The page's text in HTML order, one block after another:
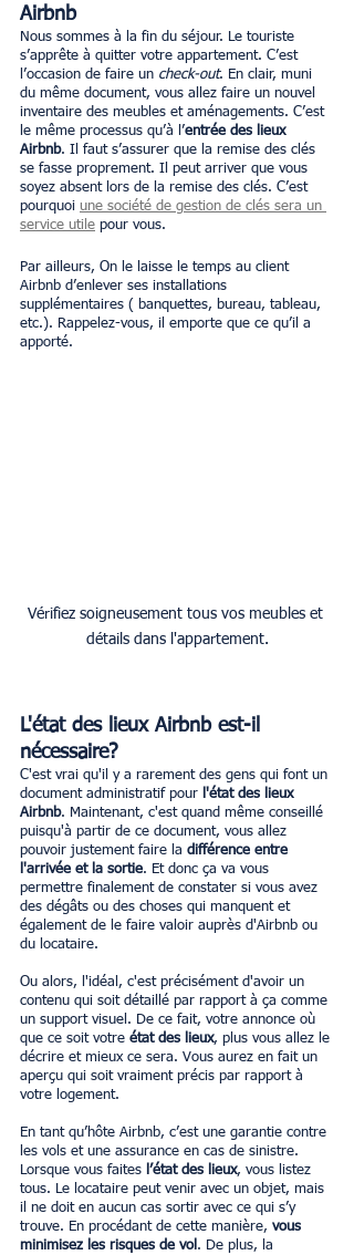
Airbnb
Nous sommes à la fin du séjour. Le touriste
s’apprête à quitter votre appartement. C’est
l’occasion de faire un check-out. En clair, muni
du même document, vous allez faire un nouvel
inventaire des meubles et aménagements. C’est
le même processus qu’à l’entrée des lieux
Airbnb. Il faut s’assurer que la remise des clés
se fasse proprement. Il peut arriver que vous
soyez absent lors de la remise des clés. C’est
pourquoi une société de gestion de clés sera un
service utile pour vous.
Par ailleurs, On le laisse le temps au client
Airbnb d’enlever ses installations
supplémentaires ( banquettes, bureau, tableau,
etc.). Rappelez-vous, il emporte que ce qu’il a
apporté.
Vérifiez soigneusement tous vos meubles et
détails dans l'appartement.
L'état des lieux Airbnb est-il
nécessaire?
C'est vrai qu'il y a rarement des gens qui font un
document administratif pour l'état des lieux
Airbnb. Maintenant, c'est quand même conseillé
puisqu'à partir de ce document, vous allez
pouvoir justement faire la différence entre
l'arrivée et la sortie. Et donc ça va vous
permettre finalement de constater si vous avez
des dégâts ou des choses qui manquent et
également de le faire valoir auprès d'Airbnb ou
du locataire.
Ou alors, l'idéal, c'est précisément d'avoir un
contenu qui soit détaillé par rapport à ça comme
un support visuel. De ce fait, votre annonce où
que ce soit votre état des lieux, plus vous allez le
décrire et mieux ce sera. Vous aurez en fait un
aperçu qui soit vraiment précis par rapport à
votre logement.
En tant qu’hôte Airbnb, c’est une garantie contre
les vols et une assurance en cas de sinistre.
Lorsque vous faites l’état des lieux, vous listez
tous. Le locataire peut venir avec un objet, mais
il ne doit en aucun cas sortir avec ce qui s’y
trouve. En procédant de cette manière, vous
minimisez les risques de vol . De plus, la